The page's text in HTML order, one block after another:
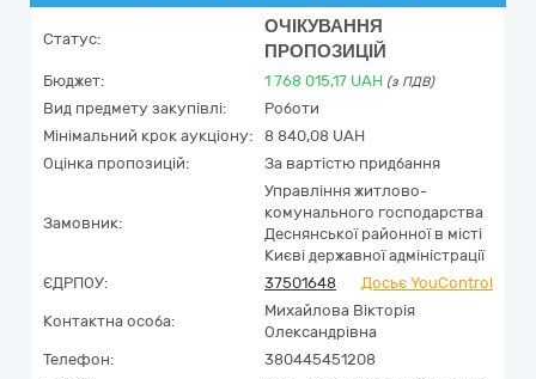
Статус:
ОЧІКУВАННЯ
ПРОПОЗИЦІЙ
Бюджет: 1 768 015,17 UAH (з ПДВ)
Вид предмету закупівлі:
Роботи
Мінімальний крок аукціону:
8 840,08 UAH
Оцінка пропозицій:
За вартістю придбання
Замовник:
Управління житлово-
комунального господарства
Деснянської районної в місті
Києві державної адміністрації
ЄДРПОУ:
37501648 Досьє YouControl
Контактна особа:
Михайлова Вікторія
Олександрівна
Телефон:
380445451208